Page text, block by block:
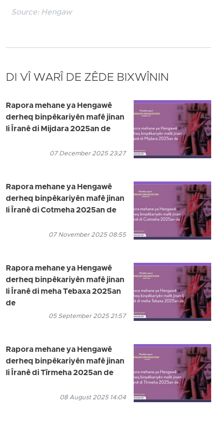
Source: Hengaw
DI VÎ WARÎ DE ZÊDE BIXWÎNIN
Rapora mehane ya Hengawê
derheq binpêkariyên mafê jinan
li Îranê di Mijdara 2025an de
07 December 2025 23:27
Rapora mehane ya Hengawê
derheq binpêkariyên mafê jinan
li Îranê di Cotmeha 2025an de
07 November 2025 08:55
Rapora mehane ya Hengawê
derheq binpêkariyên mafê jinan
li Îranê di meha Tebaxa 2025an
de
05 September 2025 21:57
Rapora mehane ya Hengawê
derheq binpêkariyên mafê jinan
li Îranê di Tîrmeha 2025an de
08 August 2025 14:04